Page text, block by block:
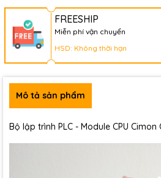
FREESHIP
Miễn phí vận chuyển
HSD: Không thời hạn
Mô tả sản phẩm
Bộ lập trình PLC - Module CPU Cimon